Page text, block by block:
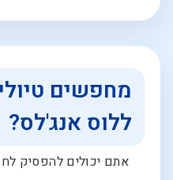
מחפשים
ללוס אנג'לס?
אתם יכולים להפסיק